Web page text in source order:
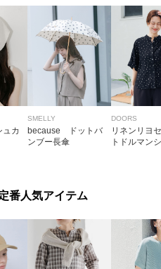
ュカ
SMELLY
because ドットバ
ンブー長傘
DOORS
リネンリヨ
トドルマン
番人気アイテム